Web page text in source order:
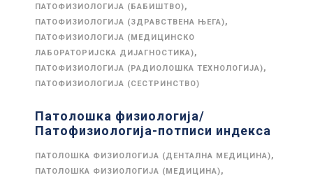
ПАТОФИЗИОЛОГИЈА (БАБИШТВО),
ПАТОФИЗИОЛОГИЈА (ЗДРАВСТВЕНА ЊЕГА),
ПАТОФИЗИОЛОГИЈА (МЕДИЦИНСКО
ЛАБОРАТОРИЈСКА ДИЈАГНОСТИКА),
ПАТОФИЗИОЛОГИЈА (РАДИОЛОШКА ТЕХНОЛОГИЈА),
ПАТОФИЗИОЛОГИЈА (СЕСТРИНСТВО)
Патолошка физиологија/
Патофизиологија-потписи индекса
ПАТОЛОШКА ФИЗИОЛОГИЈА (ДЕНТАЛНА МЕДИЦИНА),
ПАТОЛОШКА ФИЗИОЛОГИЈА (МЕДИЦИНА),